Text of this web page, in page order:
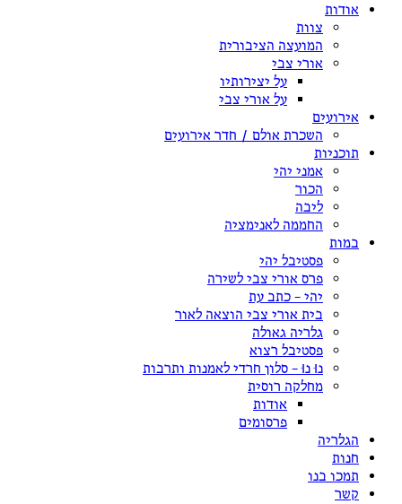
אודות
צוות
המועצה הציבורית
אורי צבי
על יצירותיו
על אורי צבי
אירועים
השכרת אולם / חדר אירועים
תוכניות
אמני יהי
הכור
ליבה
החממה לאנימציה
במות
פסטיבל יהי
פרס אורי צבי לשירה
יהי – כתב עת
בית אורי צבי הוצאה לאור
גלריה גאולה
פסטיבל רצוא
נוּ נוּ – סלון חרדי לאמנות ותרבות
מחלקה רוסית
אודות
פרסומים
הגלריה
חנות
תמכו בנו
קשר